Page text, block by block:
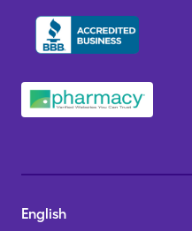
English